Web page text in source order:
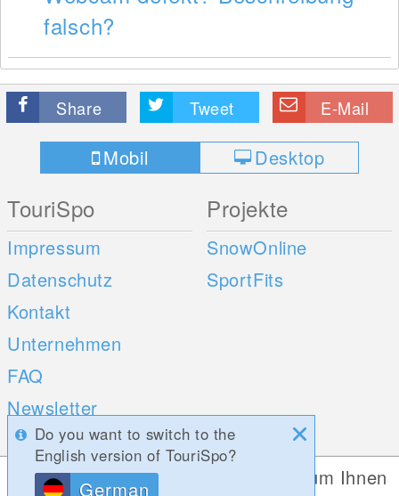
falsch?
Share Tweet E-Mail
Mobil Desktop
TouriSpo
Impressum
Datenschutz
Kontakt
Unternehmen
FAQ
Newsletter
Umfragen
Projekte
SnowOnline
SportFits
Do you want to switch to the
English version of TouriSpo?
German
Diese Website verwendet Cookies, um Ihnen